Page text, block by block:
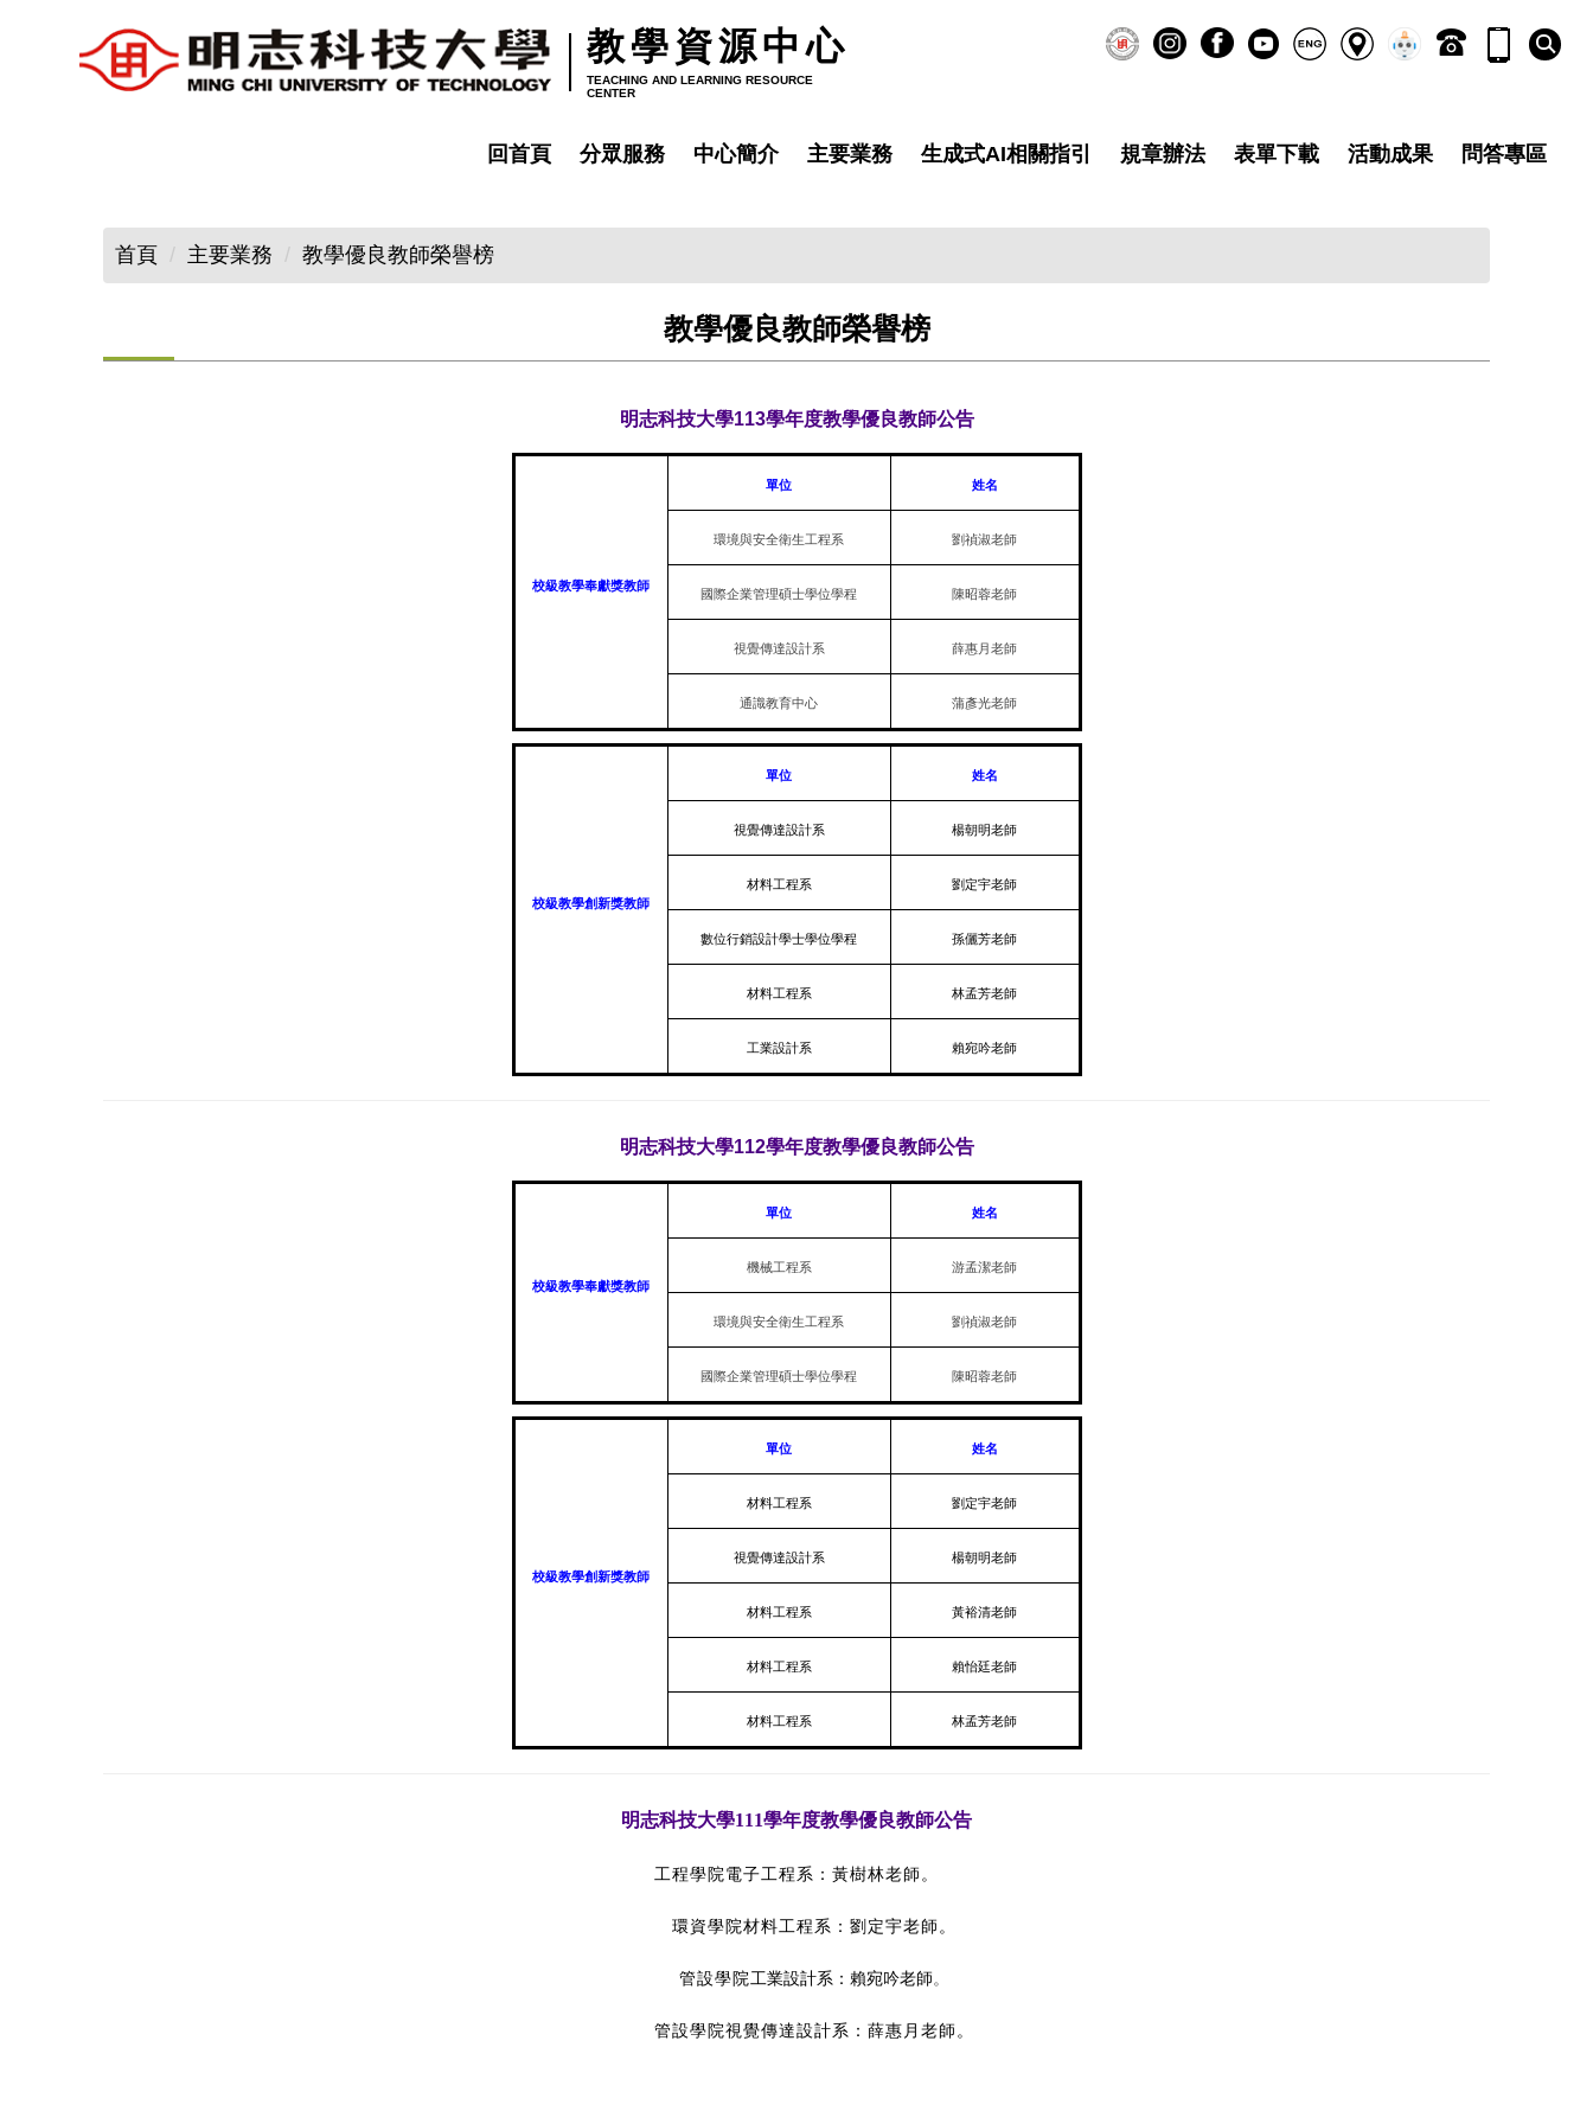
教學資源中心
TEACHING AND LEARNING RESOURCE
CENTER
回首頁 分眾服務 中心簡介 主要業務 生成式AI相關指引 規章辦法 表單下載 活動成果 問答專區
首頁 主要業務 教學優良教師榮譽榜
教學優良教師榮譽榜
明志科技大學113學年度教學優良教師公告
校級教學奉獻獎教師
單位 姓名
環境與安全衛生工程系 劉禎淑老師
國際企業管理碩士學位學程 陳昭蓉老師
視覺傳達設計系 薛惠月老師
通識教育中心 蒲彥光老師
校級教學創新獎教師
單位 姓名
視覺傳達設計系 楊朝明老師
材料工程系 劉定宇老師
數位行銷設計學士學位學程 孫儷芳老師
材料工程系 林孟芳老師
工業設計系 賴宛吟老師
明志科技大學112學年度教學優良教師公告
校級教學奉獻獎教師
單位 姓名
機械工程系 游孟潔老師
環境與安全衛生工程系 劉禎淑老師
國際企業管理碩士學位學程 陳昭蓉老師
校級教學創新獎教師
單位 姓名
材料工程系 劉定宇老師
視覺傳達設計系 楊朝明老師
材料工程系 黃裕清老師
材料工程系 賴怡廷老師
材料工程系 林孟芳老師
明志科技大學111學年度教學優良教師公告
工程學院電子工程系：黃樹林老師 。
環資學院材料工程系：劉定宇老師。
管設學院工業設計系 ：賴宛吟老師。
管設學院視覺傳達設計系：薛惠月老師 。